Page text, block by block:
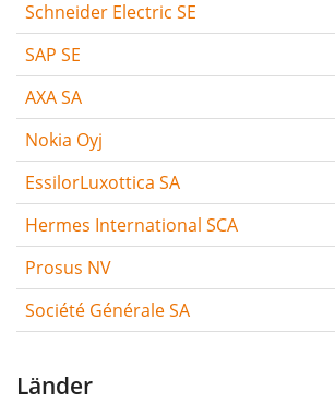
Schneider Electric SE
SAP SE
AXA SA
Nokia Oyj
EssilorLuxottica SA
Hermes International SCA
Prosus NV
Société Générale SA
Länder